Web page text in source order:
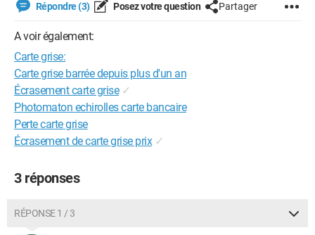
Répondre (3) Posez votre question Partager
A voir également:
Carte grise:
Carte grise barrée depuis plus d'un an
Écrasement carte grise ✓
Photomaton echirolles carte bancaire
Perte carte grise
Écrasement de carte grise prix ✓
3 réponses
RÉPONSE 1 / 3